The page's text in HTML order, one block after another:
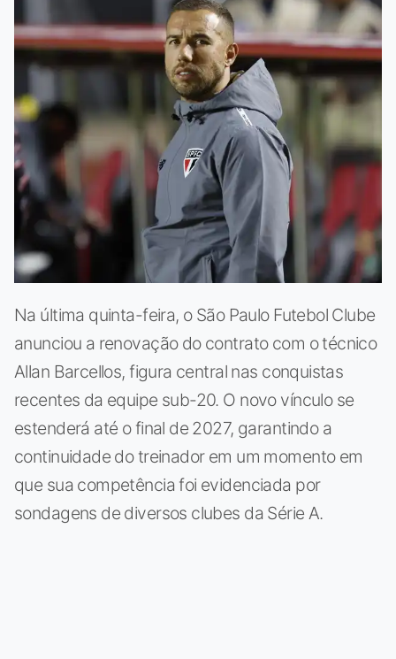
Na última quinta-feira, o São Paulo Futebol Clube
anunciou a renovação do contrato com o técnico
Allan Barcellos, figura central nas conquistas
recentes da equipe sub-20. O novo vínculo se
estenderá até o final de 2027, garantindo a
continuidade do treinador em um momento em
que sua competência foi evidenciada por
sondagens de diversos clubes da Série A.